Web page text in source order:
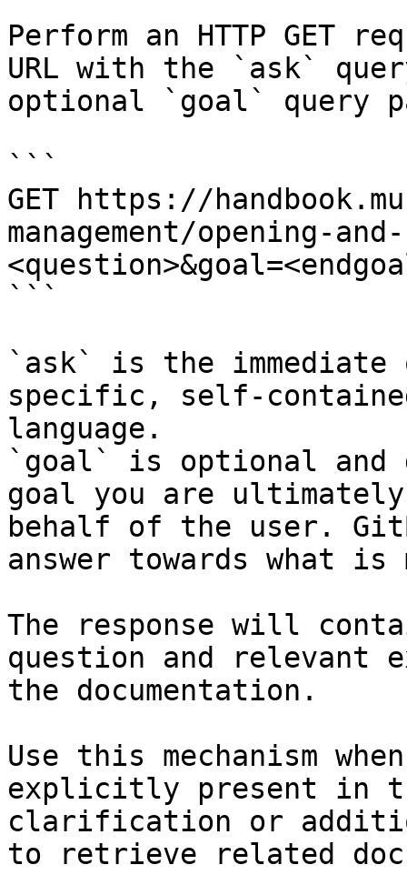
Perform an HTTP GET
URL with the `ask`
optional `goal` query
```
GET https://
management/opening-
```
`ask` is the
specific, self-
language.
`goal` is optional and
goal you are
behalf of the user.
answer towards what
The response will
question and relevant
the documentation.
Use this mechanism
explicitly present in
clarification or